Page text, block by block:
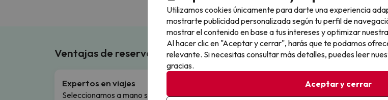
Ventajas de reservar en Buscounchollo
Expertos en viajes
Seleccionamos a mano solo los
Cancela sin complicaciones
Cambios y cancelaciones con total
Paga a tu
Fracciona
Utilizamos cookies únicamente para darte una experiencia
mostrarte publicidad personalizada según tu perfil de
mostrar el contenido en base a tus intereses y optimizar
Al hacer clic en "Aceptar y cerrar", harás que te podamos
relevante. Si necesitas consultar más detalles, puedes leer
gracias.
Aceptar y cerrar